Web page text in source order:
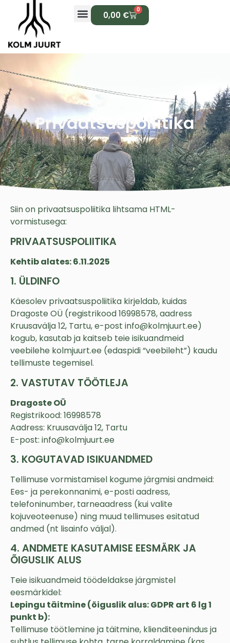
0,00 €
0
Privaatsuspoliitika
Siin on privaatsuspoliitika lihtsama HTML-
vormistusega:
PRIVAATSUSPOLIITIKA
Kehtib alates: 6.11.2025
1. ÜLDINFO
Käesolev privaatsuspoliitika kirjeldab, kuidas
Dragoste OÜ (registrikood 16998578, aadress
Kruusavälja 12, Tartu, e-post info@kolmjuurt.ee)
kogub, kasutab ja kaitseb teie isikuandmeid
veebilehe kolmjuurt.ee (edaspidi “veebileht”) kaudu
tellimuste tegemisel.
2. VASTUTAV TÖÖTLEJA
Dragoste OÜ
Registrikood: 16998578
Aadress: Kruusavälja 12, Tartu
E-post: info@kolmjuurt.ee
3. KOGUTAVAD ISIKUANDMED
Tellimuse vormistamisel kogume järgmisi andmeid:
Ees- ja perekonnanimi, e-posti aadress,
telefoninumber, tarneaadress (kui valite
kojuveoteenuse) ning muud tellimuses esitatud
andmed (nt lisainfo väljal).
4. ANDMETE KASUTAMISE EESMÄRK JA
ÕIGUSLIK ALUS
Teie isikuandmeid töödeldakse järgmistel
eesmärkidel:
Lepingu täitmine (õiguslik alus: GDPR art 6 lg 1
punkt b):
Tellimuse töötlemine ja täitmine, klienditeenindus ja